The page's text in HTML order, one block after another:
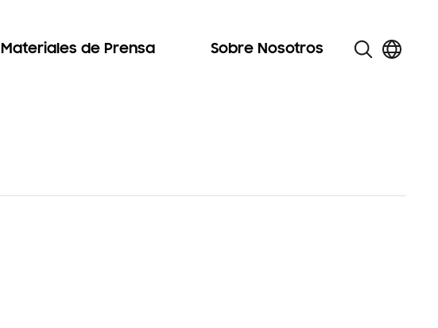
Materiales de Prensa Sobre Nosotros